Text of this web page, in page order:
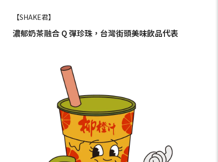
【SHAKE君】
濃郁奶茶融合 Q 彈珍珠，台灣街頭美味飲品代表